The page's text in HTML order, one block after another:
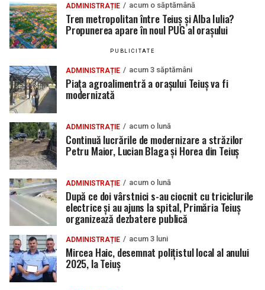
ADMINISTRAȚIE acum o săptămână
Tren metropolitan între Teiuș și Alba Iulia?
Propunerea apare în noul PUG al orașului
PUBLICITATE
ADMINISTRAȚIE acum 3 săptămâni
Piața agroalimentră a orașului Teiuș va fi
modernizată
ADMINISTRAȚIE acum o lună
Continuă lucrările de modernizare a străzilor
Petru Maior, Lucian Blaga și Horea din Teiuș
ADMINISTRAȚIE acum o lună
După ce doi vârstnici s-au ciocnit cu triciclurile
electrice și au ajuns la spital, Primăria Teiuș
organizează dezbatere publică
ADMINISTRAȚIE acum 3 luni
Mircea Haic, desemnat polițistul local al anului
2025, la Teiuș